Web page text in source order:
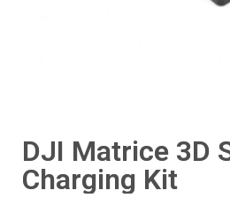
DJI Matrice 3D
Charging Kit